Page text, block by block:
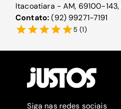
Itacoatiara - AM, 69100-143,
Contato:(92) 99271-7191
5 (1)
Siga nas redes sociais